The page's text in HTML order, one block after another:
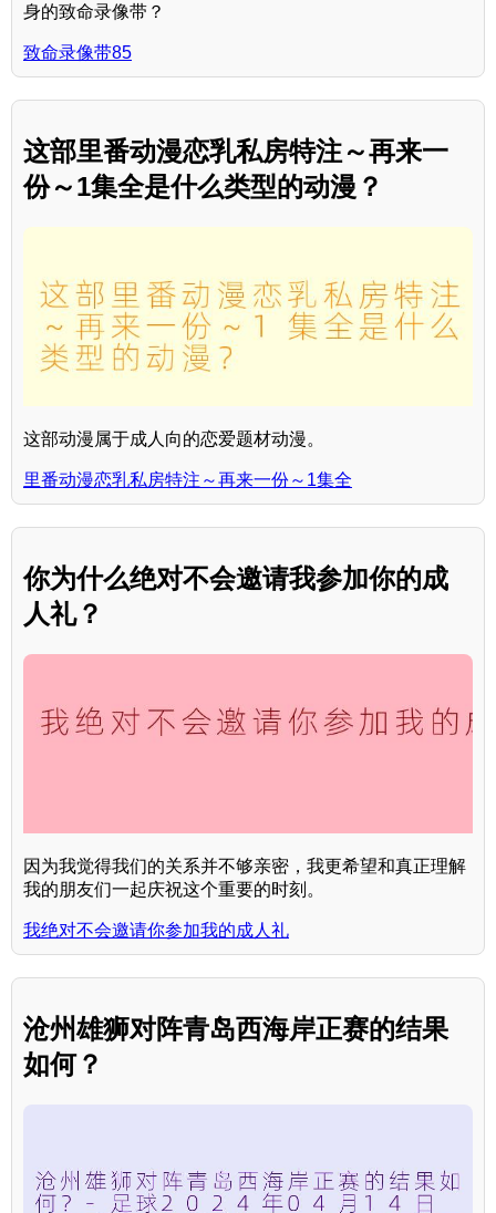
身的致命录像带？
致命录像带85
这部里番动漫恋乳私房特注～再来一
份～1集全是什么类型的动漫？
这部动漫属于成人向的恋爱题材动漫。
里番动漫恋乳私房特注～再来一份～1集全
你为什么绝对不会邀请我参加你的成
人礼？
因为我觉得我们的关系并不够亲密，我更希望和真正理解
我的朋友们一起庆祝这个重要的时刻。
我绝对不会邀请你参加我的成人礼
沧州雄狮对阵青岛西海岸正赛的结果
如何？